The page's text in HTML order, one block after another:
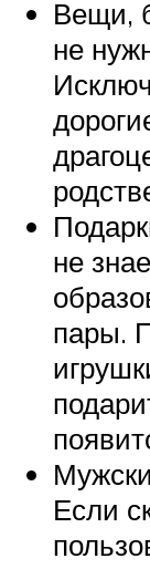
Вещи,
не
не
пары.
Если